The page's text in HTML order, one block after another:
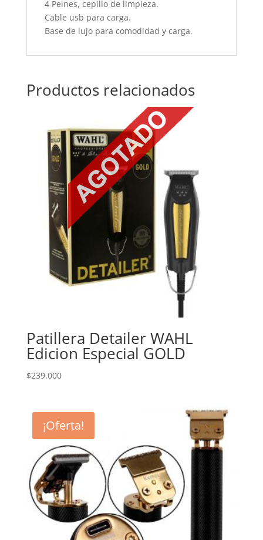
4 Peines, cepillo de limpieza.
Cable usb para carga.
Base de lujo para comodidad y carga.
Productos relacionados
Patillera Detailer WAHL
Edicion Especial GOLD
$239.000
¡Oferta!